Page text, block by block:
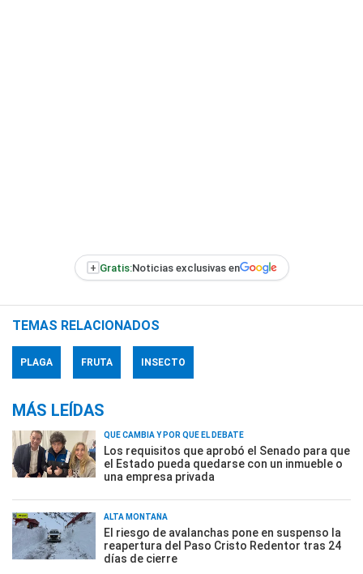
+ Gratis:Noticias exclusivas en
TEMAS RELACIONADOS
PLAGA FRUTA INSECTO
MÁS LEÍDAS
QUÉ CAMBIA Y POR QUÉ EL DEBATE
Los requisitos que aprobó el Senado para que
el Estado pueda quedarse con un inmueble o
una empresa privada
ALTA MONTAÑA
El riesgo de avalanchas pone en suspenso la
reapertura del Paso Cristo Redentor tras 24
días de cierre